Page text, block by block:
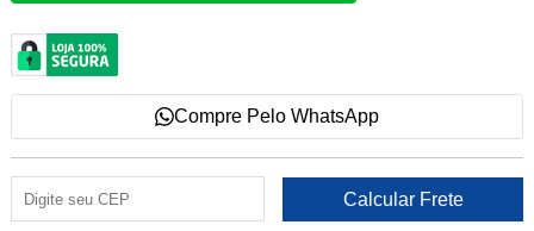
Compre Pelo WhatsApp